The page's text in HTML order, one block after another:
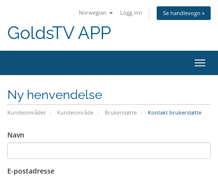
Norwegian Logg inn Se handlevogn »
GoldsTV APP
Bytt
Ny henvendelse
Kundeområdet Kundeområde Brukerstøtte Kontakt brukerstøtte
Navn
E-postadresse